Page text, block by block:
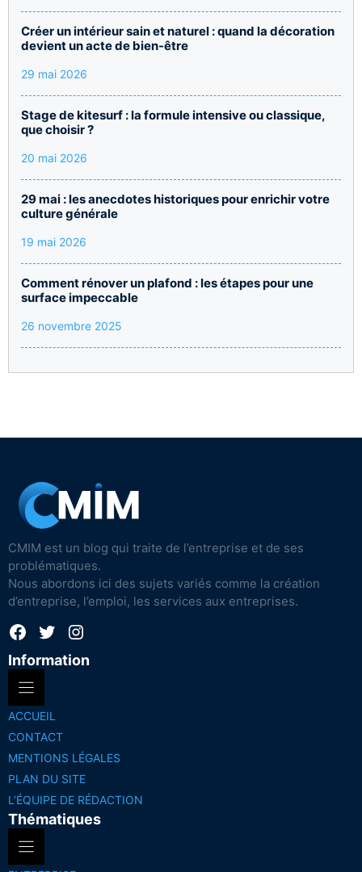
Créer un intérieur sain et naturel : quand la décoration
devient un acte de bien-être
29 mai 2026
Stage de kitesurf : la formule intensive ou classique,
que choisir ?
20 mai 2026
29 mai : les anecdotes historiques pour enrichir votre
culture générale
19 mai 2026
Comment rénover un plafond : les étapes pour une
surface impeccable
26 novembre 2025
CMIM est un blog qui traite de l’entreprise et de ses
problématiques.
Nous abordons ici des sujets variés comme la création
d’entreprise, l’emploi, les services aux entreprises.
Facebook
TwitterInstagram
Information
ACCUEIL
CONTACT
MENTIONS LÉGALES
PLAN DU SITE
L’ÉQUIPE DE RÉDACTION
Thématiques